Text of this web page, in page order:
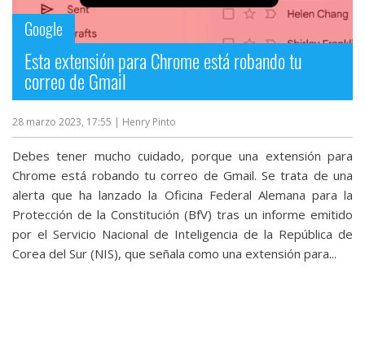
Contacto
/
Sobre
nosotros
/
Publicidad
/
Cambiar
opciones
de
privacidad
/
Aviso
Google
Esta extensión para Chrome está robando tu
correo de Gmail
28 marzo 2023, 17:55 | Henry Pinto
Debes tener mucho cuidado, porque una extensión para
Chrome está robando tu correo de Gmail. Se trata de una
alerta que ha lanzado la Oficina Federal Alemana para la
Protección de la Constitución (BfV) tras un informe emitido
por el Servicio Nacional de Inteligencia de la República de
Corea del Sur (NIS), que señala como una extensión para...